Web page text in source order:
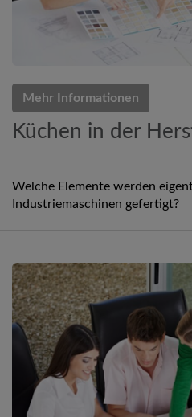
Mehr Informationen
Küchen in der
Welche Elemente werden
Industriemaschinen gefertigt?